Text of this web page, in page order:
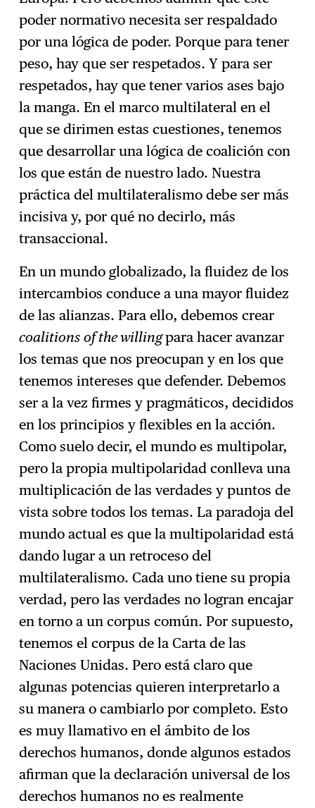
poder normativo necesita ser respaldado
por una lógica de poder. Porque para tener
peso, hay que ser respetados. Y para ser
respetados, hay que tener varios ases bajo
la manga. En el marco multilateral en el
que se dirimen estas cuestiones, tenemos
que desarrollar una lógica de coalición con
los que están de nuestro lado. Nuestra
práctica del multilateralismo debe ser más
incisiva y, por qué no decirlo, más
transaccional.
En un mundo globalizado, la fluidez de los
intercambios conduce a una mayor fluidez
de las alianzas. Para ello, debemos crear
coalitions of the willingpara hacer avanzar
los temas que nos preocupan y en los que
tenemos intereses que defender. Debemos
ser a la vez firmes y pragmáticos, decididos
en los principios y flexibles en la acción.
Como suelo decir, el mundo es multipolar,
pero la propia multipolaridad conlleva una
multiplicación de las verdades y puntos de
vista sobre todos los temas. La paradoja del
mundo actual es que la multipolaridad está
dando lugar a un retroceso del
multilateralismo. Cada uno tiene su propia
verdad, pero las verdades no logran encajar
en torno a un corpus común. Por supuesto,
tenemos el corpus de la Carta de las
Naciones Unidas. Pero está claro que
algunas potencias quieren interpretarlo a
su manera o cambiarlo por completo. Esto
es muy llamativo en el ámbito de los
derechos humanos, donde algunos estados
afirman que la declaración universal de los
derechos humanos no es realmente